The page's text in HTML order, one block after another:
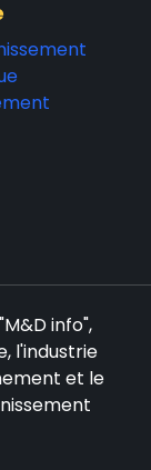
info",
l'industrie
et le